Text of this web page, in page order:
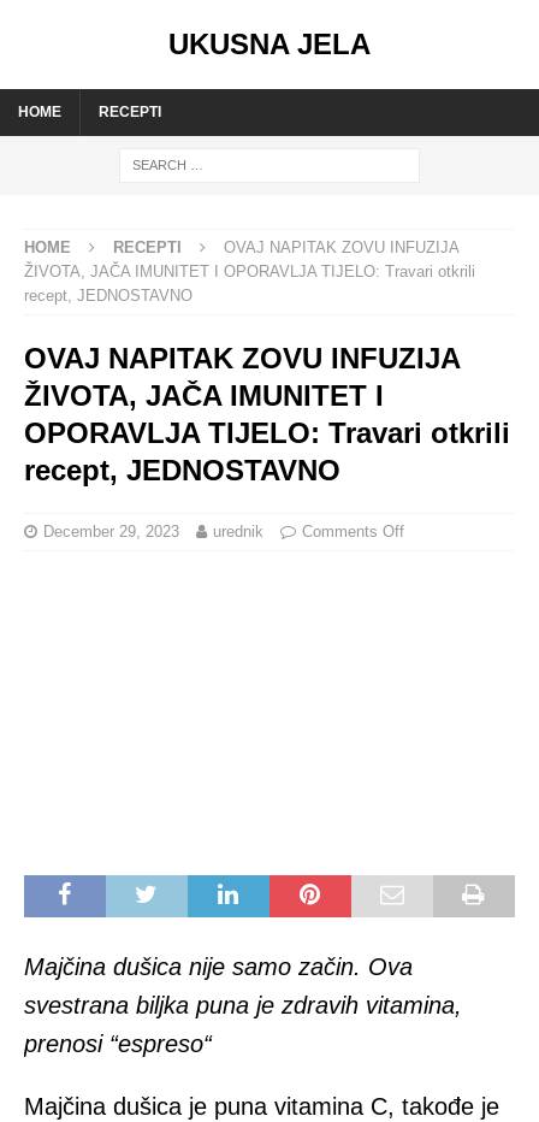
UKUSNA JELA
HOME RECEPTI
HOME RECEPTI
OVAJ NAPITAK ZOVU INFUZIJA
ŽIVOTA, JAČA IMUNITET I OPORAVLJA TIJELO: Travari otkrili
recept, JEDNOSTAVNO
OVAJ NAPITAK ZOVU INFUZIJA
ŽIVOTA, JAČA IMUNITET I
OPORAVLJA TIJELO: Travari otkrili
recept, JEDNOSTAVNO
December 29, 2023 urednik Comments Off
Majčina dušica nije samo začin. Ova
svestrana biljka puna je zdravih vitamina,
prenosi “espreso“
Majčina dušica je puna vitamina C, takođe je